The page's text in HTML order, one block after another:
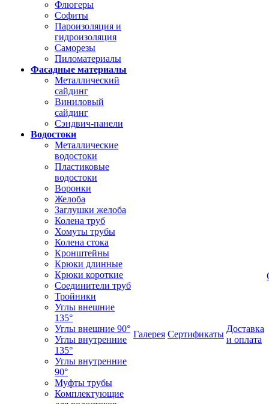
Флюгеры
Софиты
Пароизоляция и
гидроизоляция
Саморезы
Пиломатериалы
Фасадные материалы
Металлический
сайдинг
Виниловый
сайдинг
Сэндвич-панели
Водостоки
Металлические
водостоки
Пластиковые
водостоки
Воронки
Желоба
Заглушки желоба
Колена труб
Хомуты трубы
Колена стока
Кронштейны
Крюки длинные
Крюки короткие
Соединители труб
Тройники
Углы внешние
135°
Углы внешние 90°
Углы внутренние
135°
Углы внутренние
90°
Муфты трубы
Комплектующие
Галерея Сертификаты
Доставка
и оплата